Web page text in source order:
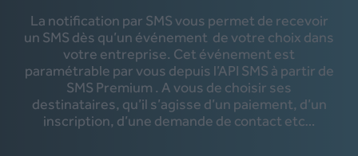
La notification par SMS vous permet de recevoir
un SMS dès qu’un événement de votre choix dans
votre entreprise. Cet événement est
paramétrable par vous depuis l’API SMS à partir de
SMS Premium . A vous de choisir ses
destinataires, qu’il s’agisse d’un paiement, d’un
inscription, d’une demande de contact etc…